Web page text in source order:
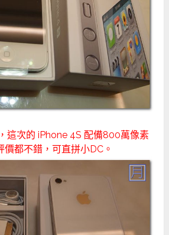
這次的 iPhone 4S 配備800萬像素
都不錯，可直拼小DC。